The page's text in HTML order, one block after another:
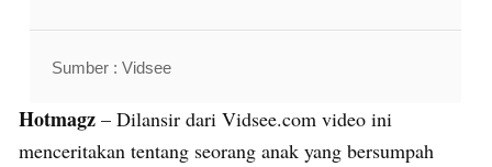
Sumber : Vidsee
Hotmagz – Dilansir dari Vidsee.com video ini
menceritakan tentang seorang anak yang bersumpah